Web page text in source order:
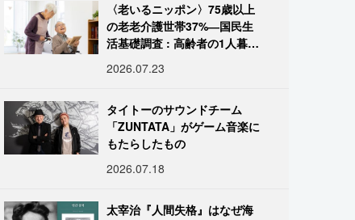
〈老いるニッポン〉75歳以上
の老老介護世帯37%―国民生
活基礎調査 : 高齢者の1人暮ら
2026.07.23
タイトーのサウンドチーム
「ZUNTATA」がゲーム音楽に
もたらしたもの
2026.07.18
太宰治『人間失格』はなぜ海